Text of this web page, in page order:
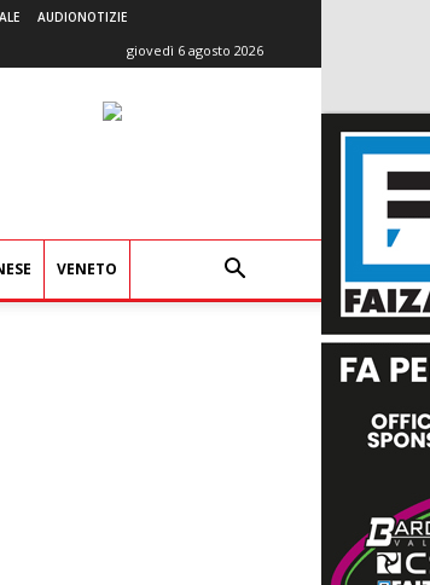
AUDIONOTIZIE
giovedì 6 agosto 2026
VENETO